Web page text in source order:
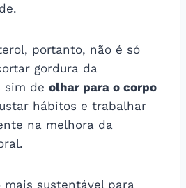
portanto, não é só
gordura da
sim de olhar para o corpo
hábitos e trabalhar
na melhora da
mais sustentável para